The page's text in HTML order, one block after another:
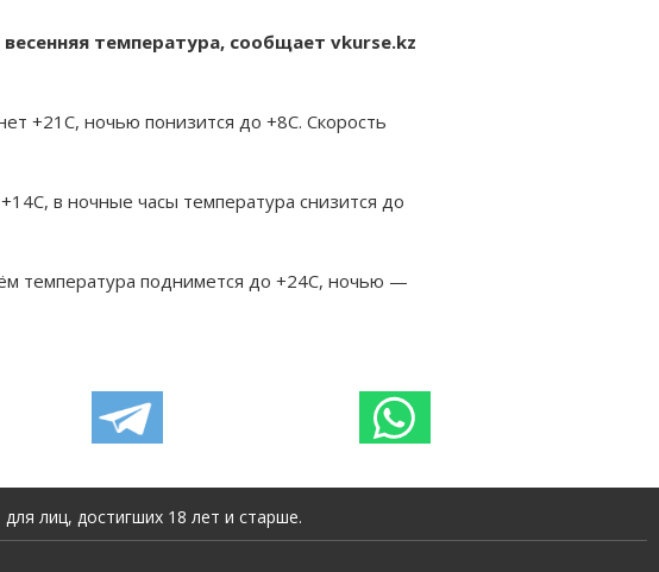
температура, сообщает vkurse.kz
+21C, ночью понизится до +8C. Скорость
в ночные часы температура снизится до
температура поднимется до +24C, ночью —
лиц, достигших 18 лет и старше.